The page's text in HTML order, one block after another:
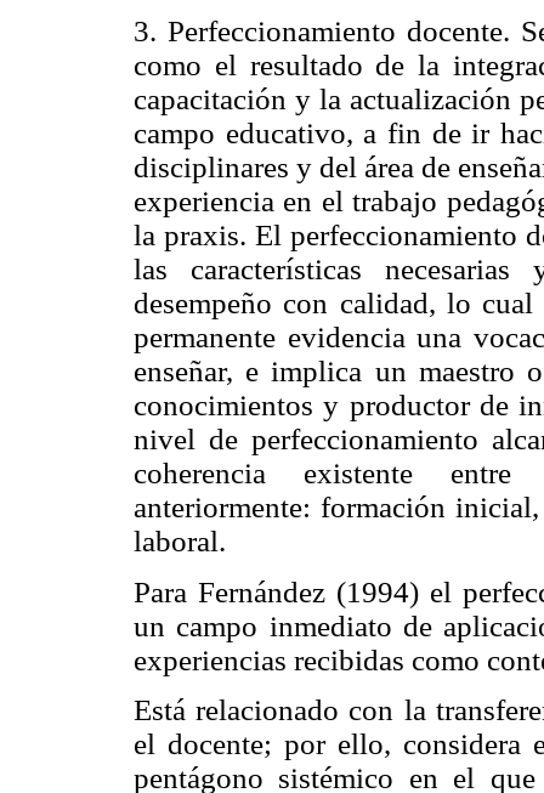
3. Perfeccionamiento docente.
como el resultado de la
capacitación y la actualización
campo educativo, a fin de ir
disciplinares y del área de
experiencia en el trabajo
la praxis. El perfeccionamiento
las características
desempeño con calidad, lo
permanente evidencia una
enseñar, e implica un maestro
conocimientos y productor de
nivel de perfeccionamiento
coherencia existente entre
anteriormente: formación
laboral.
Para Fernández (1994) el
un campo inmediato de
experiencias recibidas como
Está relacionado con la
el docente; por ello, considera
pentágono sistémico en el